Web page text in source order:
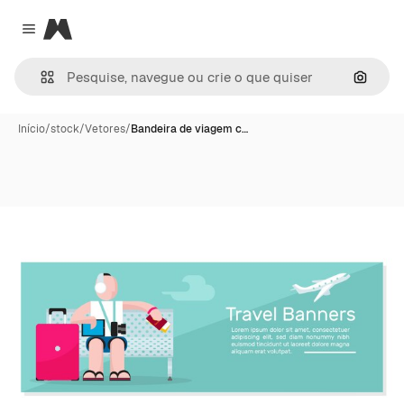
Close menu
Magnific
Início/stock/Vetores/Bandeira de viagem c…